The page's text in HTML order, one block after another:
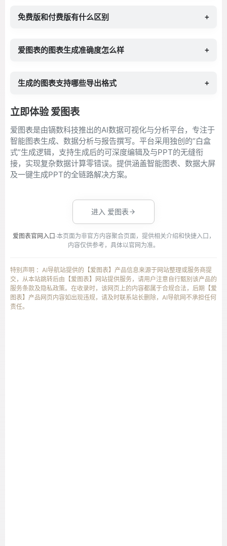
免费版和付费版有什么区别 +
爱图表的图表生成准确度怎么样 +
生成的图表支持哪些导出格式 +
立即体验 爱图表
爱图表是由镝数科技推出的AI数据可视化与分析平台，专注于
智能图表生成、数据分析与报告撰写。平台采用独创的“白盒
式”生成逻辑，支持生成后的可深度编辑及与PPT的无缝衔
接，实现复杂数据计算零错误。提供涵盖智能图表、数据大屏
及一键生成PPT的全链路解决方案。
进入 爱图表
爱图表官网入口 ·本页面为非官方内容聚合页面，提供相关介绍和快捷入口，
内容仅供参考，具体以官网为准。
特别声明 ：AI导航站提供的【爱图表】产品信息来源于网站整理或服务商提
交，从本站跳转后由【爱图表】网站提供服务，请用户注意自行甄别该产品的
服务条款及隐私政策。在收录时，该网页上的内容都属于合规合法，后期【爱
图表】产品网页内容如出现违规，请及时联系站长删除，AI导航网不承担任何
责任。